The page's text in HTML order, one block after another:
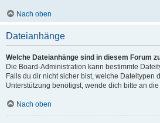
Nach oben
Dateianhänge
Welche Dateianhänge sind in diesem Forum
Die Board-Administration kann bestimmte
Falls du dir nicht sicher bist, welche Dateitypen
Unterstützung benötigst, wende dich bitte an
Nach oben